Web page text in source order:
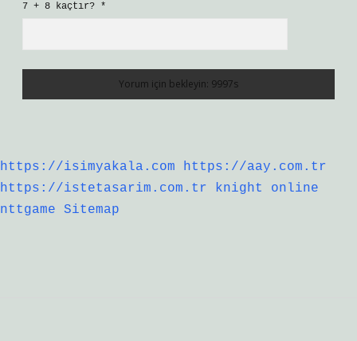
7 + 8 kaçtır? *
https://isimyakala.com
https://aay.com.tr
https://istetasarim.com.tr
knight online
nttgame
Sitemap